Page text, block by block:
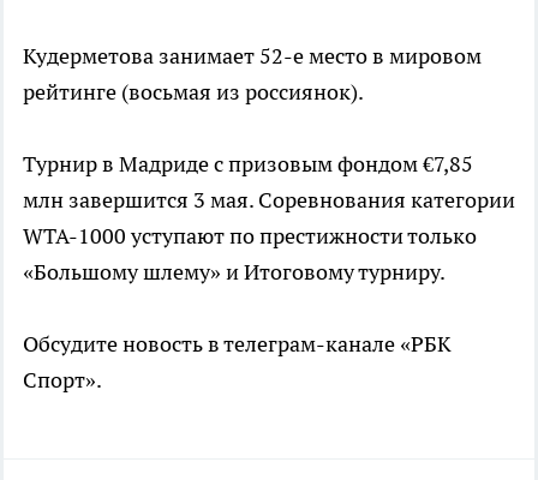
Кудерметова занимает 52-е место в мировом
рейтинге (восьмая из россиянок).
Турнир в Мадриде с призовым фондом €7,85
млн завершится 3 мая. Соревнования категории
WTA-1000 уступают по престижности только
«Большому шлему» и Итоговому турниру.
Обсудите новость в телеграм-канале «РБК
Спорт».